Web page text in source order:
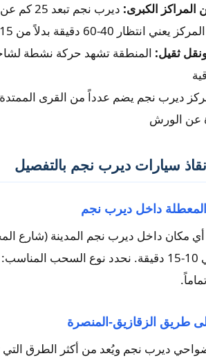
الكبرى:
40-60 دقيقة بدلاً من 15-25 دقيقة
ثقيل: المنطقة تشهد حركة نشطة
ديرب نجم يضم عدداً من القرى
عن الورش
سيارات ديرب نجم بالتفصيل
داخل ديرب نجم
مكان داخل ديرب نجم المدينة (شارع
السكنية)؟ نصل في 10-15 دقيقة. نحدد نوع
طريق الزقازيق-المنصرة
ديرب نجم ويُعد من أكثر الطرق